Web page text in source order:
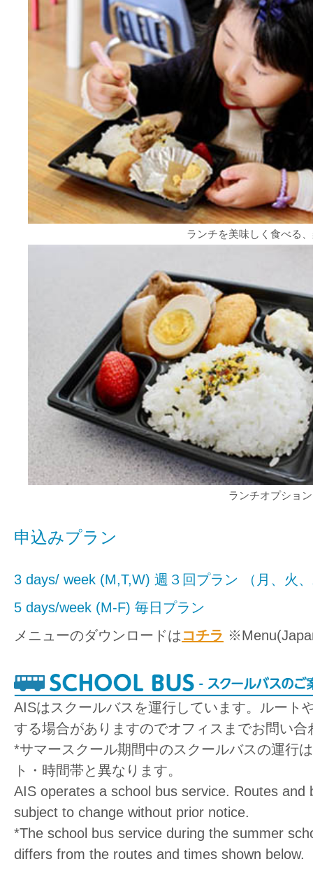
ランチを美味しく食べる
ランチオプショ
申込みプラン
3 days/ week (M,T,W) 週３回プラン （月、火
5 days/week (M-F) 毎日プラン
メニューのダウンロードは コチラ
AISはスクールバスを運行しています。ルート
する場合がありますのでオフィスまでお問い合
*サマースクール期間中のスクールバスの運行
ト・時間帯と異なります。
AIS operates a school bus service. Routes and
subject to change without prior notice.
*The school bus service during the summer
differs from the routes and times shown below.